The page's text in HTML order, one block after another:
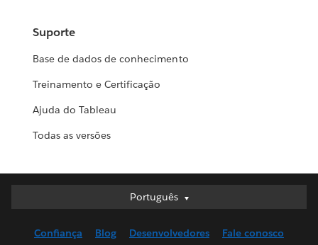
Suporte
Base de dados de conhecimento
Treinamento e Certificação
Ajuda do Tableau
Todas as versões
Português
Português
English (UK)
Confiança Blog Desenvolvedores Fale conosco